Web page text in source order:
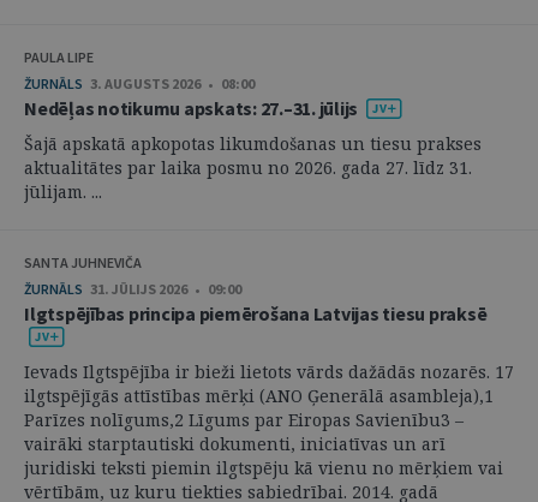
PAULA LIPE
ŽURNĀLS 3. AUGUSTS 2026 • 08:00
Nedēļas notikumu apskats: 27.–31. jūlijs
Šajā apskatā apkopotas likumdošanas un tiesu prakses
aktualitātes par laika posmu no 2026. gada 27. līdz 31.
jūlijam. ...
SANTA JUHNEVIČA
ŽURNĀLS 31. JŪLIJS 2026 • 09:00
Ilgtspējības principa piemērošana Latvijas tiesu praksē
Ievads Ilgtspējība ir bieži lietots vārds dažādās nozarēs. 17
ilgtspējīgās attīstības mērķi (ANO Ģenerālā asambleja),1
Parīzes nolīgums,2 Līgums par Eiropas Savienību3 –
vairāki starptautiski dokumenti, iniciatīvas un arī
juridiski teksti piemin ilgtspēju kā vienu no mērķiem vai
vērtībām, uz kuru tiekties sabiedrībai. 2014. gadā